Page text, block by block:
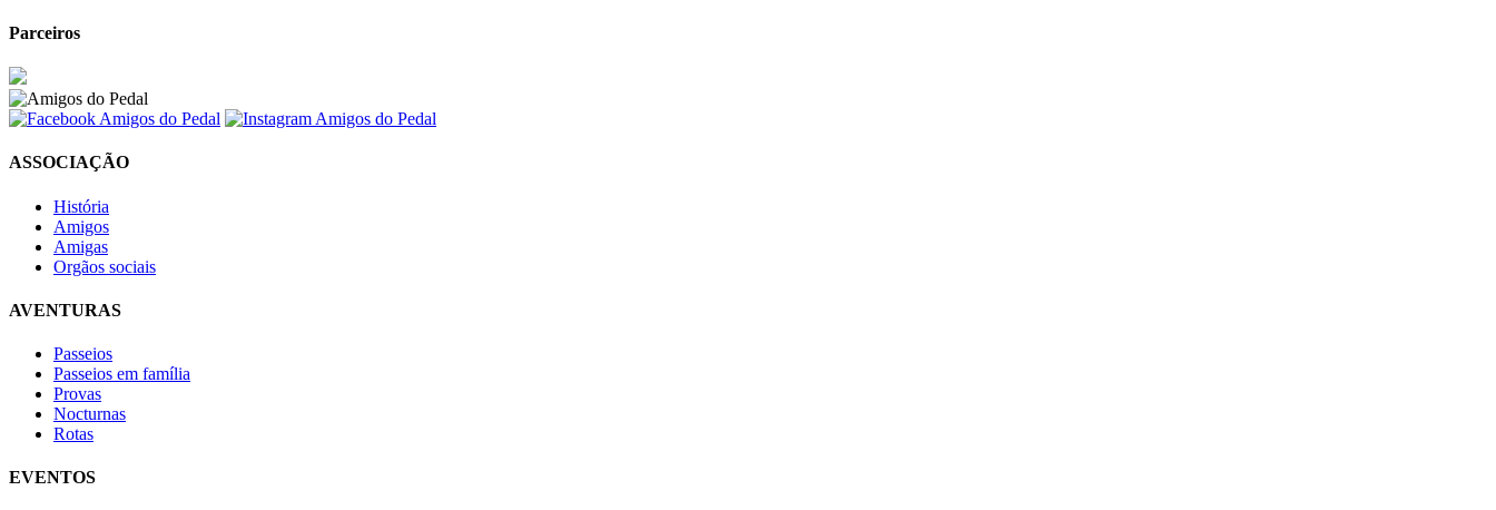
Parceiros
ASSOCIAÇÃO
História
Amigos
Amigas
Orgãos sociais
AVENTURAS
Passeios
Passeios em família
Provas
Nocturnas
Rotas
EVENTOS